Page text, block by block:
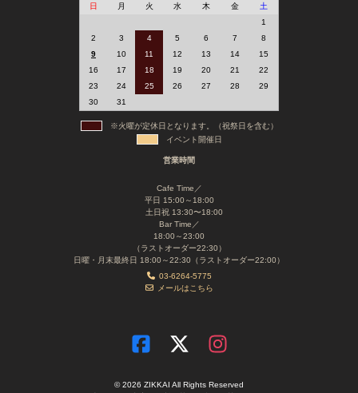
日
月 火 水 木 金
土
1
2
3 4 5 6 7
8
9
10 11 12 13 14
15
16
17 18 19 20 21
22
23
24 25 26 27 28
29
30
31
※火曜が定休日となります。（祝祭日を含む）
イベント開催日
営業時間
Cafe Time／
平日 15:00～18:00
土日祝 13:30〜18:00
Bar Time／
18:00～23:00
（ラストオーダー22:30）
日曜・月末最終日 18:00～22:30（ラストオーダー22:00）
03-6264-5775
メールはこちら
© 2026 ZIKKAI All Rights Reserved